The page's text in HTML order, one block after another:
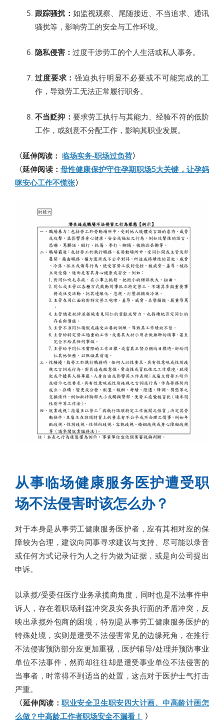
跟踪骚扰： 如监视观察、尾随接近、不当追求、通讯
骚扰等，影响劳工的安全与工作环境。
隐私侵害： 过度干涉劳工的个人生活或私人事务。
过度要求：强迫执行明显不必要或不可能完成的工
作，导致劳工无法正常履行职务。
不当贬抑： 要求劳工执行与其能力、经验不符的低阶
工作，或刻意不分配工作，影响其职业发展。
〈延伸阅读： 临场实务-职场过负荷〉
〈延伸阅读： 母性健康保护守住孕期职场5大关键，让孕妈
咪安心工作不慌张〉
从事临场健康服务医护遭受职
场不法侵害时该怎么办？
对于本身是从事劳工健康服务医护者，应有其相对应的保
障较为合理，建议向同事寻求建议与支持、尽可能以录音
或任何方式记录行为人之行为做为证据，或是向公司提出
申诉。
以承揽/受委任医疗业务承揽商角度，同时也是不法事件申
诉人，存在着职场利益冲突及实务执行面的矛盾冲突，反
映出承揽外包商的困境，特别是从事劳工健康服务医护的
特殊处境，实则是遭受不法侵害常见的边缘死角，在推行
不法侵害预防部分应更加重视，医护辅导/处理并预防事业
单位不法事件，然而却往往却是遭受事业单位不法侵害的
当事者，时常得不到适当的处置，这点对于医护士气打击
严重。
〈延伸阅读：职业安全卫生职安四大计画、中高龄计画怎
么做？中高龄工作者职场安全不漏看！ 〉